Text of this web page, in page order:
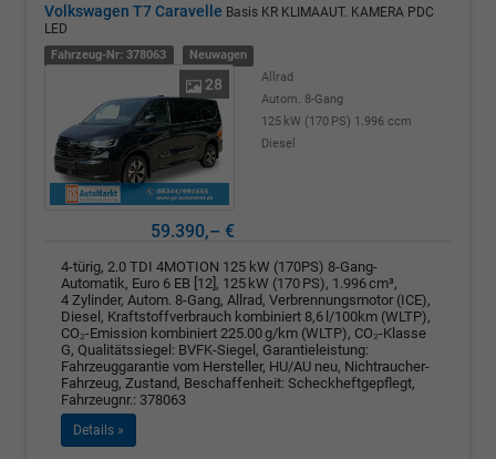
Volkswagen T7 Caravelle Basis KR KLIMAAUT. KAMERA PDC
LED
Fahrzeug-Nr: 378063 Neuwagen
28
Allrad
Autom. 8-Gang
125 kW (170 PS) 1.996 ccm
Diesel
59.390,– €
4-türig, 2.0 TDI 4MOTION 125 kW (170PS) 8-Gang-
Automatik, Euro 6 EB [12], 125 kW (170 PS), 1.996 cm³,
4 Zylinder, Autom. 8-Gang, Allrad, Verbrennungsmotor (ICE),
Diesel, Kraftstoffverbrauch kombiniert 8,6 l/100km (WLTP),
CO₂-Emission kombiniert 225.00 g/km (WLTP), CO₂-Klasse
G, Qualitätssiegel: BVFK-Siegel, Garantieleistung:
Fahrzeuggarantie vom Hersteller, HU/AU neu, Nichtraucher-
Fahrzeug, Zustand, Beschaffenheit: Scheckheftgepflegt,
Fahrzeugnr.: 378063
Details »